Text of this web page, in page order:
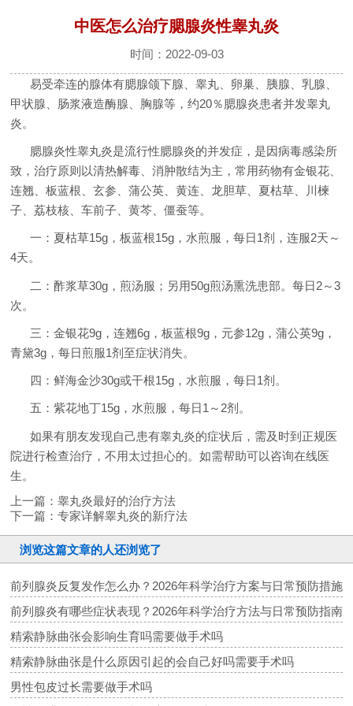
中医怎么治疗腮腺炎性睾丸炎
时间：2022-09-03
易受牵连的腺体有腮腺颌下腺、睾丸、卵巢、胰腺、乳腺、
甲状腺、肠浆液造酶腺、胸腺等，约20％腮腺炎患者并发睾丸
炎。
腮腺炎性睾丸炎是流行性腮腺炎的并发症，是因病毒感染所
致，治疗原则以清热解毒、消肿散结为主，常用药物有金银花、
连翘、板蓝根、玄参、蒲公英、黄连、龙胆草、夏枯草、川楝
子、荔枝核、车前子、黄芩、僵蚕等。
一：夏枯草15g，板蓝根15g，水煎服，每日1剂，连服2天～
4天。
二：酢浆草30g，煎汤服；另用50g煎汤熏洗患部。每日2～3
次。
三：金银花9g，连翘6g，板蓝根9g，元参12g，蒲公英9g，
青黛3g，每日煎服1剂至症状消失。
四：鲜海金沙30g或干根15g，水煎服，每日1剂。
五：紫花地丁15g，水煎服，每日1～2剂。
如果有朋友发现自己患有睾丸炎的症状后，需及时到正规医
院进行检查治疗，不用太过担心的。如需帮助可以咨询在线医
生。
上一篇： 睾丸炎最好的治疗方法
下一篇： 专家详解睾丸炎的新疗法
浏览这篇文章的人还浏览了
前列腺炎反复发作怎么办？2026年科学治疗方案与日常预防措施
前列腺炎有哪些症状表现？2026年科学治疗方法与日常预防指南
精索静脉曲张会影响生育吗需要做手术吗
精索静脉曲张是什么原因引起的会自己好吗需要手术吗
男性包皮过长需要做手术吗